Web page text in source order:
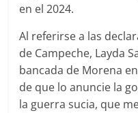
en el 2024.
Al referirse a las
de Campeche, Layda
bancada de Morena
de que lo anuncie la
la guerra sucia, que